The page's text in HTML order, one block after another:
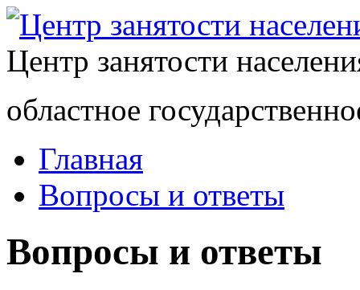
Центр занятости
областное
Главная
Вопросы и ответы
Вопросы и ответы